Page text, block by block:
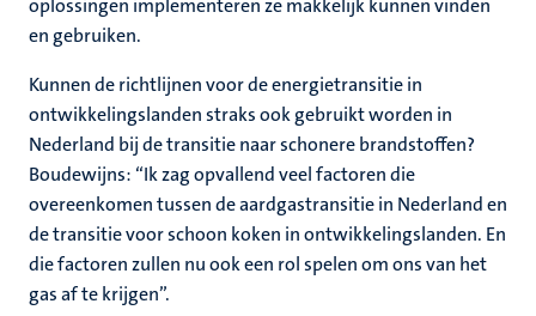
oplossingen implementeren ze makkelijk kunnen vinden
en gebruiken.
Kunnen de richtlijnen voor de energietransitie in
ontwikkelingslanden straks ook gebruikt worden in
Nederland bij de transitie naar schonere brandstoffen?
Boudewijns: “Ik zag opvallend veel factoren die
overeenkomen tussen de aardgastransitie in Nederland en
de transitie voor schoon koken in ontwikkelingslanden. En
die factoren zullen nu ook een rol spelen om ons van het
gas af te krijgen”.